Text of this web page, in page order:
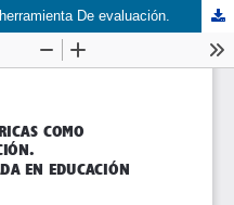
De evaluación.